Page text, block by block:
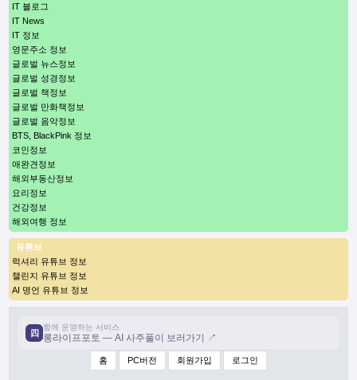
IT 블로그
IT News
IT 정보
영문주소 정보
글로벌 뉴스정보
글로벌 성경정보
글로벌 책정보
글로벌 만화책정보
글로벌 음악정보
BTS, BlackPink 정보
코인정보
애완견정보
해외부동산정보
요리정보
건강정보
해외여행 정보
유튜브
럭셔리 유튜브 정보
챌린지 유튜브 정보
AI 명언 유튜브 정보
四
함께 운영하는 서비스
롱라이프포토 — AI 사주풀이 보러가기 ↗
홈 PC버전 회원가입 로그인